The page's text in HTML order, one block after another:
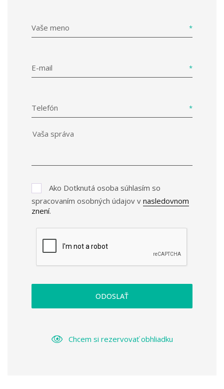
Vaše meno
E-mail
Telefón
Ako Dotknutá osoba súhlasím so
spracovaním osobných údajov v nasledovnom
znení.
ODOSLAŤ
Chcem si rezervovať obhliadku